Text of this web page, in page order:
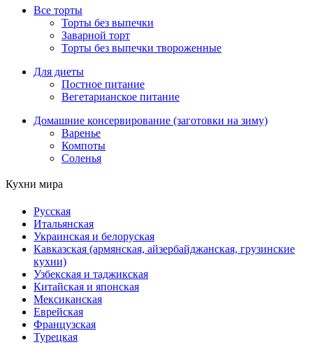
Все торты
Торты без выпечки
Заварной торт
Торты без выпечки твороженные
Для диеты
Постное питание
Вегетарианское питание
Домашние консервирование (заготовки на зиму)
Варенье
Компоты
Соленья
Кухни мира
Русская
Итальянская
Украинская и белоруская
Кавказская (армянская, айзербайджанская, грузинские
кухни)
Узбекская и таджикская
Китайская и японская
Мексиканская
Еврейская
Французская
Турецкая